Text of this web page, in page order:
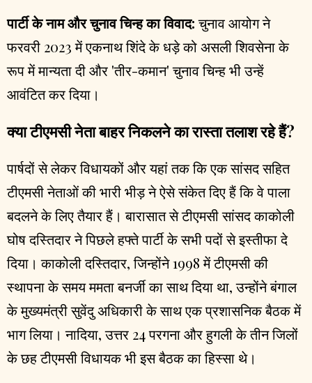
पार्टी के नाम और चुनाव चिन्ह का विवाद:चुनाव आयोग ने
फरवरी 2023 में एकनाथ शिंदे के धड़े को असली शिवसेना के
रूप में मान्यता दी और 'तीर-कमान' चुनाव चिन्ह भी उन्हें
आवंटित कर दिया।
क्या टीएमसी नेता बाहर निकलने का रास्ता तलाश रहे हैं?
पार्षदों से लेकर विधायकों और यहां तक कि एक सांसद सहित
टीएमसी नेताओं की भारी भीड़ ने ऐसे संकेत दिए हैं कि वे पाला
बदलने के लिए तैयार हैं। बारासात से टीएमसी सांसद काकोली
घोष दस्तिदार ने पिछले हफ्ते पार्टी के सभी पदों से इस्तीफा दे
दिया। काकोली दस्तिदार, जिन्होंने 1998 में टीएमसी की
स्थापना के समय ममता बनर्जी का साथ दिया था, उन्होंने बंगाल
के मुख्यमंत्री सुवेंदु अधिकारी के साथ एक प्रशासनिक बैठक में
भाग लिया। नादिया, उत्तर 24 परगना और हुगली के तीन जिलों
के छह टीएमसी विधायक भी इस बैठक का हिस्सा थे।